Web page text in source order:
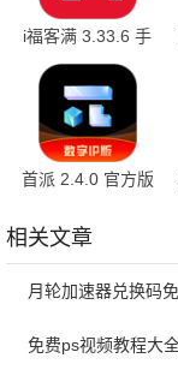
i福客满 3.33.6 手
机版
首派 2.4.0 官方版
相关文章